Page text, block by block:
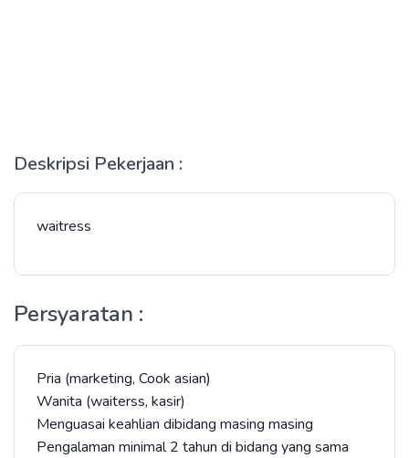
Deskripsi Pekerjaan :
waitress
Persyaratan :
Pria (marketing, Cook asian)
Wanita (waiterss, kasir)
Menguasai keahlian dibidang masing masing
Pengalaman minimal 2 tahun di bidang yang sama